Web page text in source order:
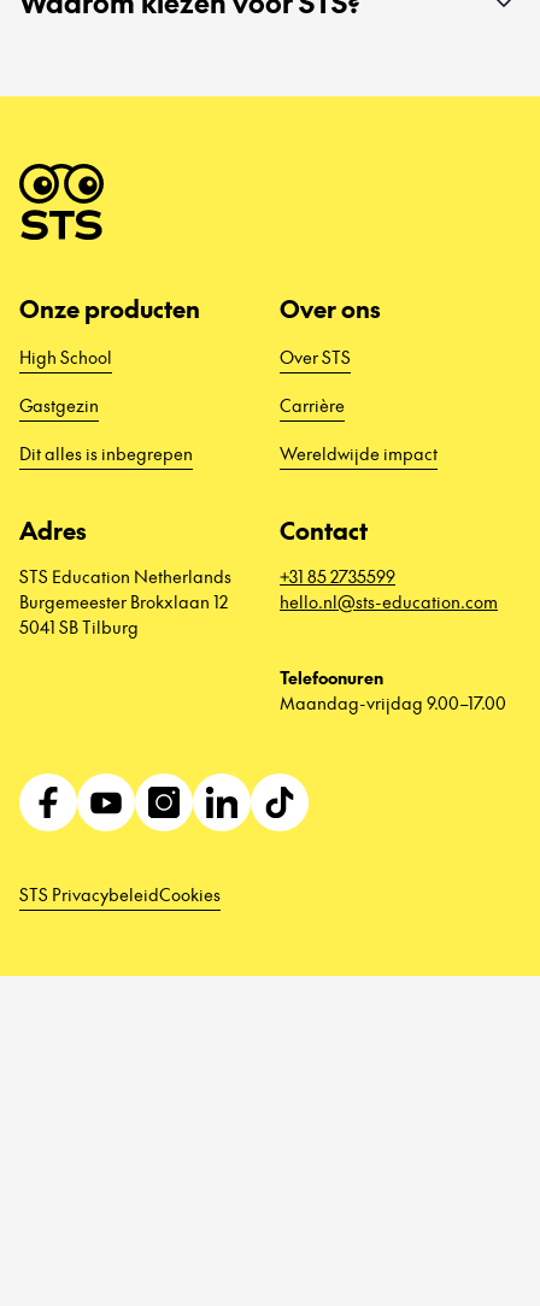
Onze producten
High School
Gastgezin
Dit alles is inbegrepen
Over ons
Over STS
Carrière
Wereldwijde impact
Adres
STS Education Netherlands
Burgemeester Brokxlaan 12
5041 SB Tilburg
Contact
+31 85 2735599
hello.nl@sts-education.com
Telefoonuren
Maandag-vrijdag 9.00–17.00
STS PrivacybeleidCookies